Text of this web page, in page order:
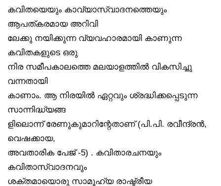
കവിതയെയും കാവ്യാസ്വാദനത്തെയും
ആപത്കരമായ അറിവി
ലേക്കു നയിക്കുന്ന വ്യവഹാരമായി കാണുന്ന
കവിതകളുടെ ഒരു
നിര സമീപകാലത്തെ മലയാളത്തിൽ വികസിച്ചു
വന്നതായി
കാണാം. ആ നിരയിൽ ഏറ്റവും ശ്രദ്ധിക്കപ്പെടുന്ന
സാന്നിദ്ധ്യങ്ങ
ളിലൊന്ന് രേണുകുമാറിന്റേതാണ് (പി.പി. രവീന്ദ്രൻ,
വെഷക്കായ,
അവതാരിക പേജ് -5) . കവിതാരചനയും
കവിതാസ്വാദനവും
ശക്തമായൊരു സാമൂഹ്യ രാഷ്ട്രീയ